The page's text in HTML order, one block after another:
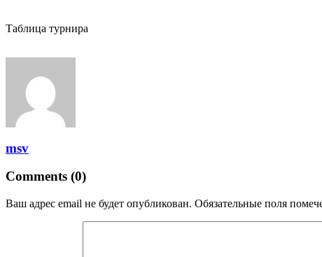
Таблица турнира
msv
Comments (0)
Ваш адрес email не будет опубликован. Обязательные поля